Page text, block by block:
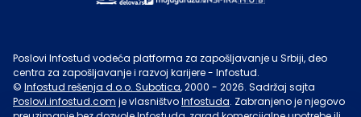
Poslovi Infostud vodeća platforma za zapošljavanje u Srbiji, deo
centra za zapošljavanje i razvoj karijere - Infostud.
© Infostud rešenja d.o.o. Subotica, 2000 - 2026. Sadržaj sajta
Poslovi.infostud.com je vlasništvoInfostuda. Zabranjeno je njegovo